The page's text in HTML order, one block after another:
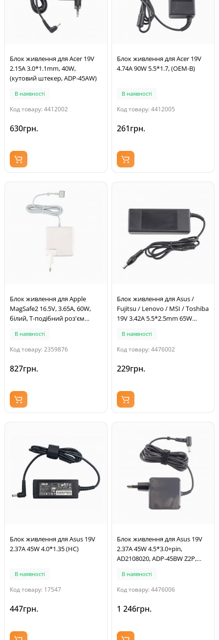
Блок живлення для Acer 19V
2.15A 3.0*1.1mm, 40W,
(кутовий штекер, ADP-45AW)
В наявності
Код товару: 4412002
630грн.
Блок живлення для Acer 19V
4.74A 90W 5.5*1.7, (OEM-B)
В наявності
Код товару: 4412005
261грн.
Блок живлення для Apple
MagSafe2 16.5V, 3.65A, 60W,
білий, Т-подібний роз'єм
В наявності
Код товару: 2359876
827грн.
Блок живлення для Asus /
Fujitsu / Lenovo / MSI / Toshiba
19V 3.42A 5.5*2.5mm 65W
В наявності
Код товару: 4476002
229грн.
Блок живлення для Asus 19V
2.37A 45W 4.0*1.35 (HC)
В наявності
Код товару: 17547
447грн.
Блок живлення для Asus 19V
2.37A 45W 4.5*3.0+pin,
AD2108020, ADP-45BW Z2P,
В наявності
Код товару: 4476006
1 246грн.